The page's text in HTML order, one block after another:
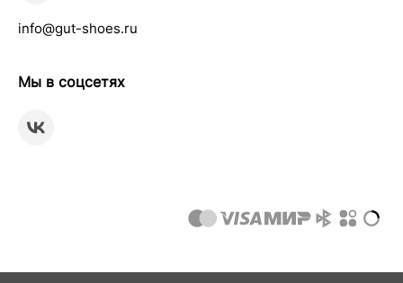
info@gut-shoes.ru
Мы в соцсетях